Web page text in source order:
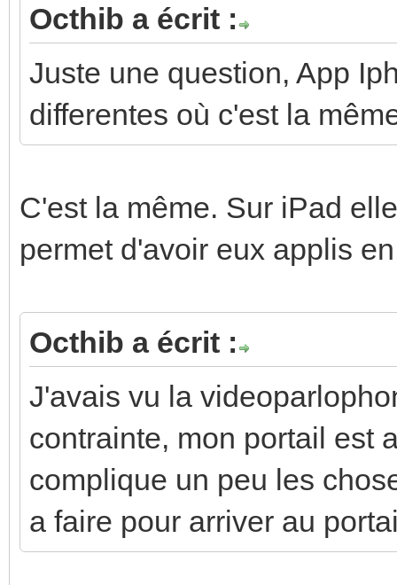
Octhib a écrit :
Juste une question, App
differentes où c'est la
C'est la même. Sur iPad
permet d'avoir eux applis
Octhib a écrit :
J'avais vu la
contrainte, mon portail est
complique un peu les
a faire pour arriver au